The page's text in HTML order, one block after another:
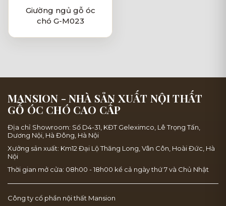
Giường ngủ gỗ óc
chó G-M023
MANSION - NHÀ SẢN XUẤT NỘI THẤT
GỖ ÓC CHÓ CAO CẤP
Địa chỉ Showroom: Số D4-31, KĐT Geleximco, Lê Trọng Tấn,
Dương Nội, Hà Đông, Hà Nội
Xưởng sản xuất: Km12 Đại Lộ Thăng Long, Vân Côn, Hoài Đức, Hà
Nội
Thời gian mở cửa: 08h00 - 18h00 kể cả ngày thứ 7 và Chủ Nhật
Công ty cổ phần nội thất Mansion